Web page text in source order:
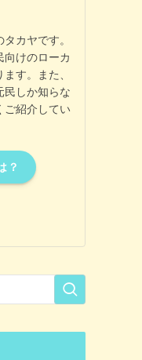
カヤです。
けのローカ
す。また、
民しか知らな
ご紹介してい
？